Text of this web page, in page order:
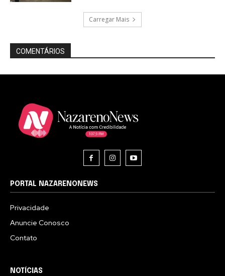
Carregar Mais
COMENTÁRIOS
PORTAL NAZARENONEWS
Privacidade
Anuncie Conosco
Contato
NOTÍCIAS